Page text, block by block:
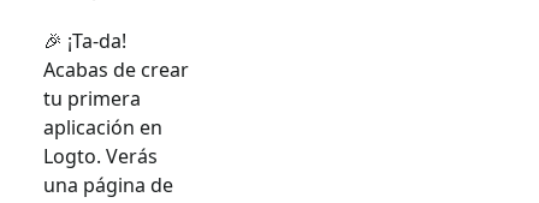
🎉 ¡Ta-da!
Acabas de crear
tu primera
aplicación en
Logto. Verás
una página de